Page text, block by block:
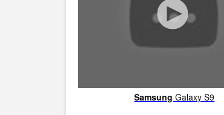
Samsung Galaxy S9